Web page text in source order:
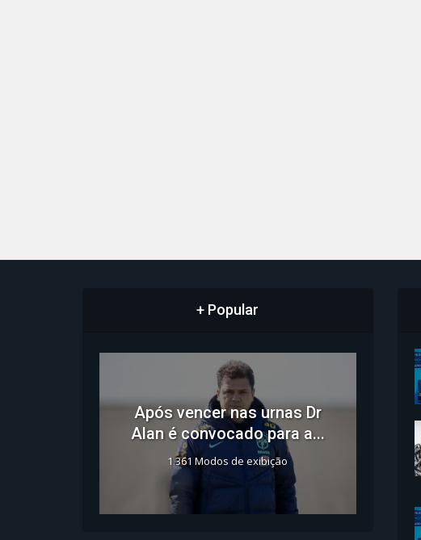
+ Popular
Após vencer nas urnas Dr
Alan é convocado para a...
1.361 Modos de exibição